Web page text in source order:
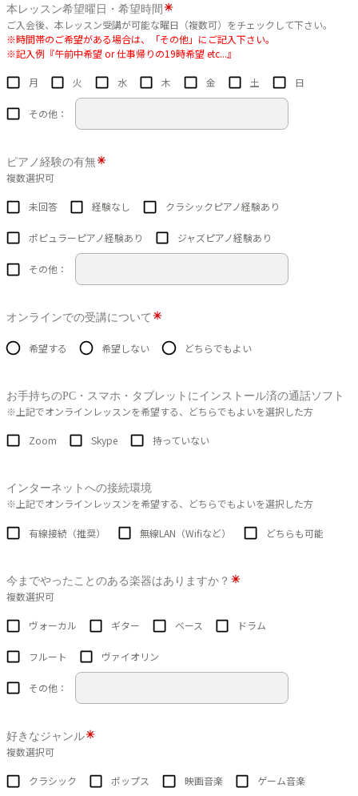
本レッスン希望曜日・希望時間
ご入会後、本レッスン受講が可能な曜日（複数可）をチェックして下さい。
※時間帯のご希望がある場合は、「その他」にご記入下さい。
※記入例『午前中希望 or 仕事帰りの19時希望 etc...』
月 火 水 木 金 土 日
その他：
ピアノ経験の有無
複数選択可
未回答 経験なし クラシックピアノ経験あり
ポピュラーピアノ経験あり ジャズピアノ経験あり
その他：
オンラインでの受講について
希望する 希望しない どちらでもよい
お手持ちのPC・スマホ・タブレットにインストール済の通話ソフト
※上記でオンラインレッスンを希望する、どちらでもよいを選択した方
Zoom Skype 持っていない
インターネットへの接続環境
※上記でオンラインレッスンを希望する、どちらでもよいを選択した方
有線接続（推奨） 無線LAN（Wifiなど） どちらも可能
今までやったことのある楽器はありますか？
複数選択可
ヴォーカル ギター ベース ドラム
フルート ヴァイオリン
その他：
好きなジャンル
複数選択可
クラシック ポップス 映画音楽 ゲーム音楽